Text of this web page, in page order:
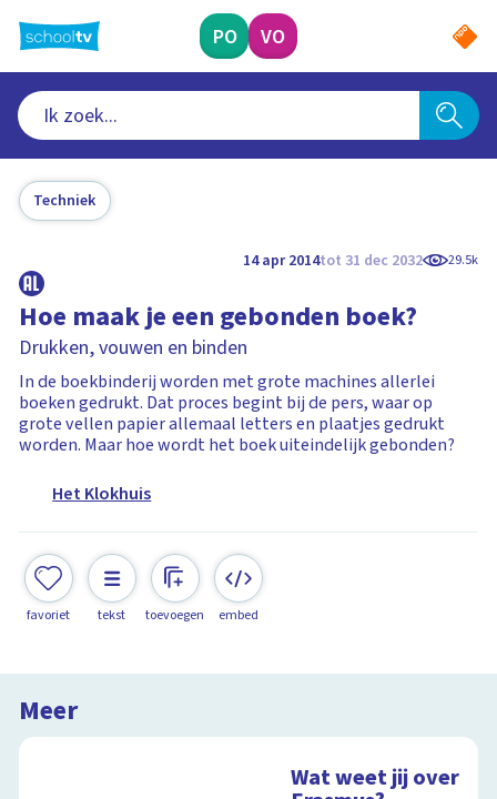
naar
hoofdinhoud
PO VO
Techniek
14 apr 2014tot 31 dec 2032 29.5k
Hoe maak je een gebonden boek?
Drukken, vouwen en binden
In de boekbinderij worden met grote machines allerlei
boeken gedrukt. Dat proces begint bij de pers, waar op
grote vellen papier allemaal letters en plaatjes gedrukt
worden. Maar hoe wordt het boek uiteindelijk gebonden?
Het Klokhuis
favoriet tekst toevoegen embed
Meer
Wat weet jij over